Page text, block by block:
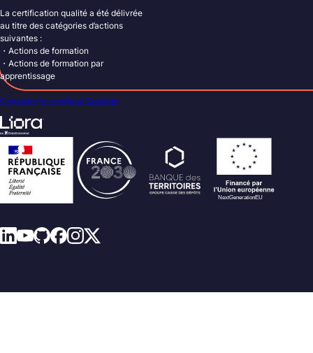
La certification qualité a été délivrée
au titre des catégories d’actions
suivantes :
・Actions de formation
・Actions de formation par
apprentissage
Consulter le certificat Qualiopi